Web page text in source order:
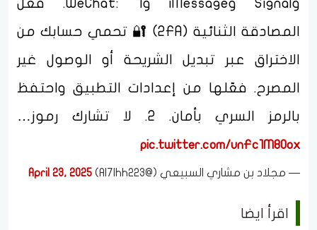
المصادقة الثنائية (2FA) 🔐 تحمي حسابك من
الاختراق عبر تبديل الشريحة أو الوصول غير
المصرح. فعّلها من إعدادات التطبيق واحتفظ
بالرمز السري بأمان. 2. لا تشارك رموز…
pic.twitter.com/unFc1M80ox
— مجلاد بن مشاري السبيعي (@Al7lhh223) April 23, 2025
اقرأ ايضا